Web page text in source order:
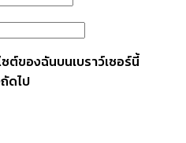
ต์ของฉันบนเบราว์เซอร์นี้
ดไป